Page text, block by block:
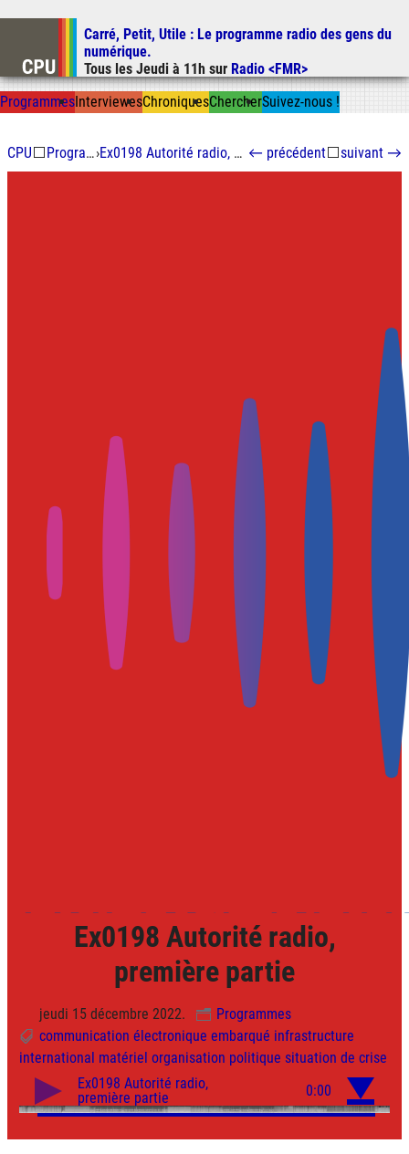
Aller au contenu
Aller à la recherche
Carré, Petit, Utile : Le programme radio des gens du
numérique.
Tous les Jeudi à 11h sur Radio <FMR>
ProgrammesInterviewesChroniquesChercherSuivez-nous !
CPU⬜ Programmes› Ex0198 Autorité radio, première partie ← précédent⬜suivant →
Ex0198 Autorité radio,
première partie
jeudi 15 décembre 2022.
Programmes
communication électronique embarqué infrastructure
international matériel organisation politique situation de crise